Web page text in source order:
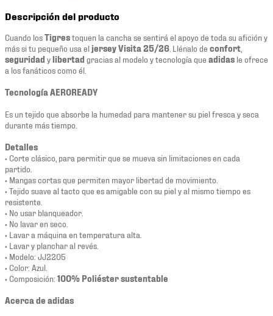
Descripción del producto
Cuando losTigrestoquen la cancha se sentirá el apoyo de toda su afición y
más si tu pequeño usa el jersey Visita 25/26 . Llénalo de confort
seguridad ylibertad gracias al modelo y tecnología que adidas le ofrece
a los fanáticos como él.
Tecnología AEROREADY
Es un tejido que absorbe la humedad para mantener su piel fresca y seca
durante más tiempo.
Detalles
• Corte clásico, para permitir que se mueva sin limitaciones en cada
partido.
• Mangas cortas que permiten mayor libertad de movimiento.
• Tejido suave al tacto que es amigable con su piel y al mismo tiempo es
resistente.
• No usar blanqueador.
• No lavar en seco.
• Lavar a máquina en temperatura alta.
• Lavar y planchar al revés.
• Modelo: JJ2205
• Color: Azul.
• Composición: 100% Poliéster sustentable
Acerca de adidas